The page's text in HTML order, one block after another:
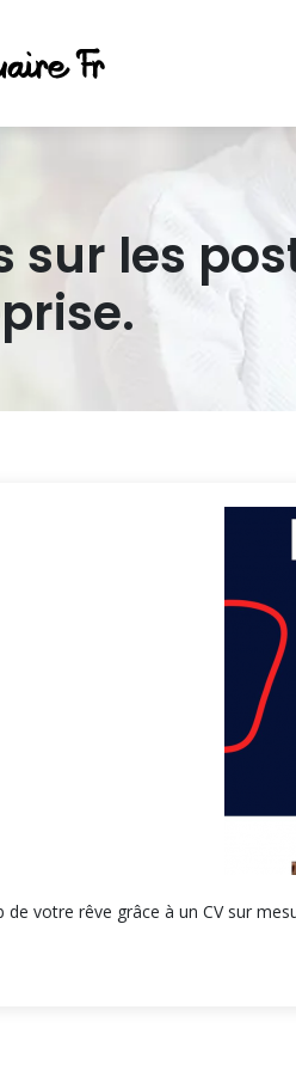
sur les
de votre rêve grâce à un CV sur